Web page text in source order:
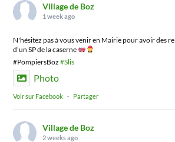
Village de Boz
1 week ago
N'hésitez pas à vous venir en Mairie pour avoir des
d'un SP de la caserne
#PompiersBoz#Slis
Photo
Voir sur Facebook · Partager
Village de Boz
2 weeks ago